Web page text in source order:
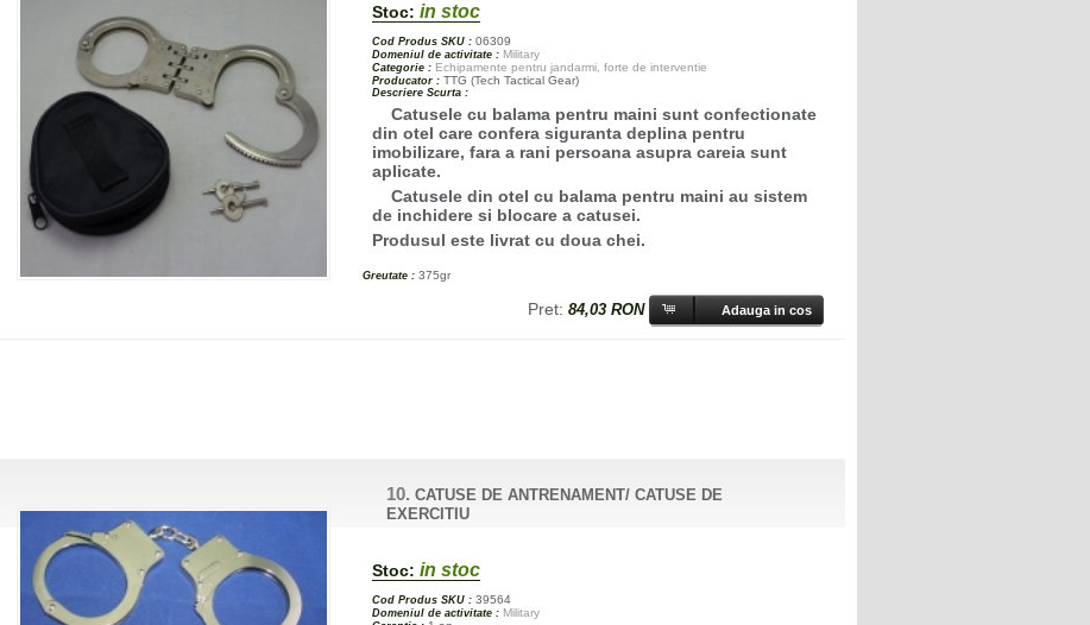
Stoc: in stoc
Cod Produs SKU : 06309
Domeniul de activitate : Military
Categorie : Echipamente pentru jandarmi, forte de interventie
Producator : TTG (Tech Tactical Gear)
Descriere Scurta :
Catusele cu balama pentru maini sunt confectionate
din otel care confera siguranta deplina pentru
imobilizare, fara a rani persoana asupra careia sunt
aplicate.
Catusele din otel cu balama pentru maini au sistem
de inchidere si blocare a catusei.
Produsul este livrat cu doua chei.
Greutate : 375gr
Pret:84,03 RON
10.CATUSE DE ANTRENAMENT/ CATUSE DE
EXERCITIU
Stoc: in stoc
Cod Produs SKU : 39564
Domeniul de activitate : Military